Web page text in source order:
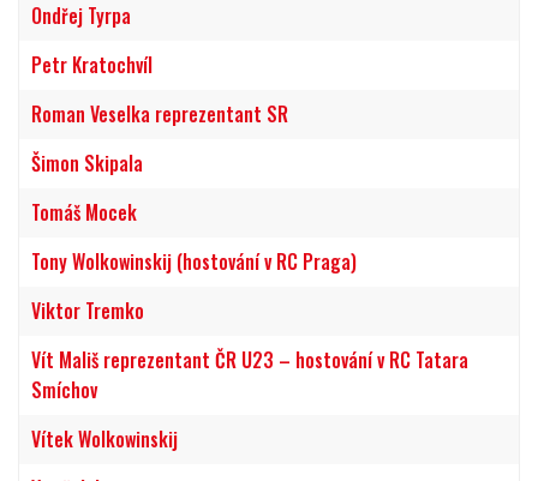
Ondřej Tyrpa
Petr Kratochvíl
Roman Veselka reprezentant SR
Šimon Skipala
Tomáš Mocek
Tony Wolkowinskij (hostování v RC Praga)
Viktor Tremko
Vít Mališ reprezentant ČR U23 – hostování v RC Tatara
Smíchov
Vítek Wolkowinskij